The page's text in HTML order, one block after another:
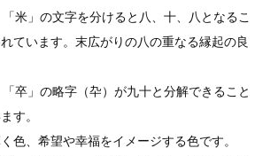
米」の文字を分けると八、十、八となるこ
ています。末広がりの八の重なる縁起の良
卒」の略字（卆）が九十と分解できること
す。
色、希望や幸福をイメージする色です。